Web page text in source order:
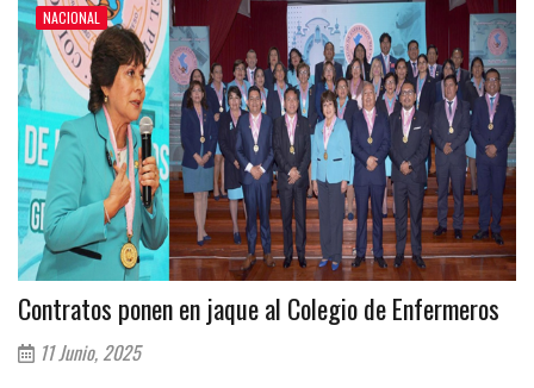
NACIONAL
Contratos ponen en jaque al Colegio de Enfermeros
11 Junio, 2025